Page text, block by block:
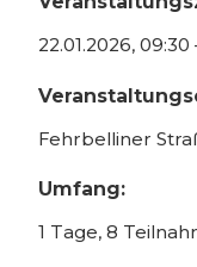
22.01.2026, 09:30
Fehrbelliner
Umfang:
1 Tage, 8